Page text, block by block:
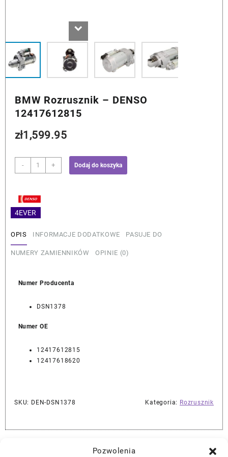
Pozwolenia
4EVER
BMW Rozrusznik – DENSO
12417612815
zł1,599.95
-
ilość
BMW
-
DENSO
12417612815
+ Dodaj do koszyka
OPIS INFORMACJE DODATKOWE PASUJE DO
NUMERY ZAMIENNIKÓW OPINIE (0)
Numer Producenta
DSN1378
Numer OE
12417612815
12417618620
SKU: DEN-DSN1378 Kategoria: Rozrusznik
Najlepszej Jakości Części Samochodowe z Gwarancją Dożywotnią!*